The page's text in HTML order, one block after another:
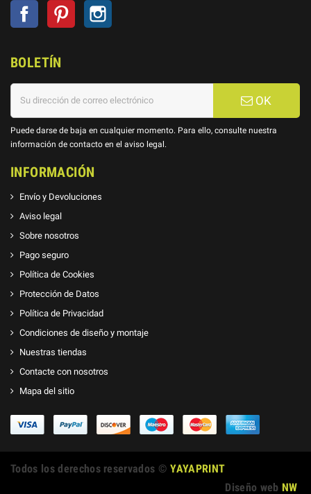
Facebook Pinterest
BOLETÍN
OK
Puede darse de baja en cualquier momento. Para ello, consulte nuestra
información de contacto en el aviso legal.
INFORMACIÓN
Envío y Devoluciones
Aviso legal
Sobre nosotros
Pago seguro
Política de Cookies
Protección de Datos
Política de Privacidad
Condiciones de diseño y montaje
Nuestras tiendas
Contacte con nosotros
Mapa del sitio
Todos los derechos reservados ©YAYAPRINT
Diseño web NW